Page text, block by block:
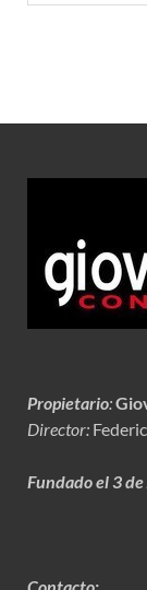
Propietario:
Director:
Fundado el 3